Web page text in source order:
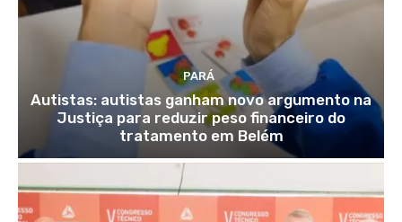
PARÁ
Autistas: autistas ganham novo argumento na
Justiça para reduzir peso financeiro do
tratamento em Belém